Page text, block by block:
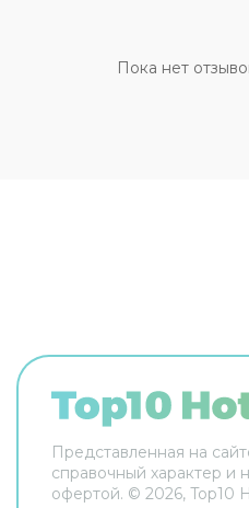
При желании вы сможете
велосипед или
Пока нет
Представленная на
справочный характер и
офертой. © 2026, Top10